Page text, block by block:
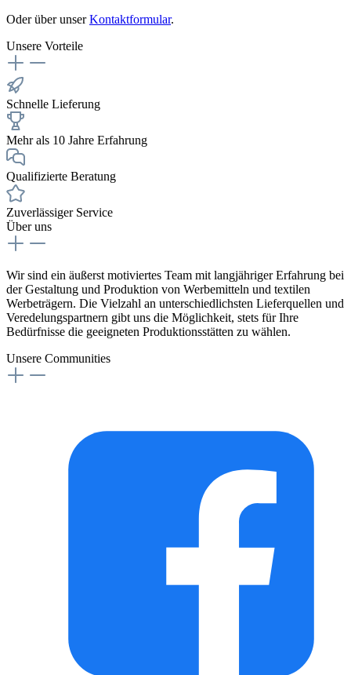
Oder über unserKontaktformular.
Unsere Vorteile
Schnelle Lieferung
Mehr als 10 Jahre Erfahrung
Qualifizierte Beratung
Zuverlässiger Service
Über uns
Wir sind ein äußerst motiviertes Team mit langjähriger Erfahrung bei
der Gestaltung und Produktion von Werbemitteln und textilen
Werbeträgern. Die Vielzahl an unterschiedlichsten Lieferquellen und
Veredelungspartnern gibt uns die Möglichkeit, stets für Ihre
Bedürfnisse die geeigneten Produktionsstätten zu wählen.
Unsere Communities